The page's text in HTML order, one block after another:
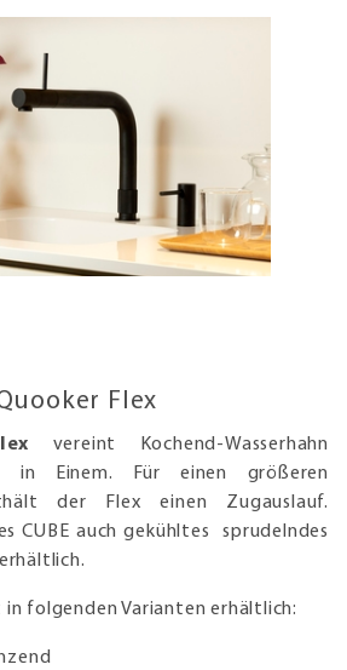
Flex
vereint Kochend-Wasserhahn
in Einem. Für einen größeren
der Flex einen Zugauslauf.
CUBE auch gekühltes sprudelndes
in folgenden Varianten erhältlich: